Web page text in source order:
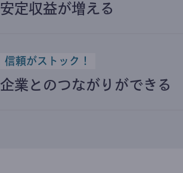
安定収益が増える
信頼がストック！
企業とのつながりができる